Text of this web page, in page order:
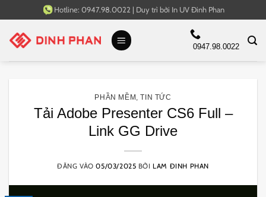
qua
nội
Hotline: 0947.98.0022 | Duy trì bởi In UV Đinh Phan
0947.98.0022
PHẦN MỀM ,TIN TỨC
Tải Adobe Presenter CS6 Full –
Link GG Drive
ĐĂNG VÀO05/03/2025 BỞI LAM ĐINH PHAN